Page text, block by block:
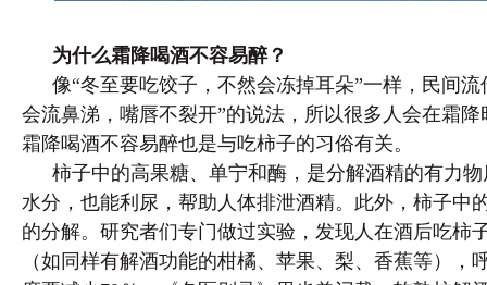
为什么霜降喝酒不容易醉？
像“冬至要吃饺子，不然会冻掉耳朵”一样，民间
会流鼻涕，嘴唇不裂开”的说法，所以很多人会在霜
霜降喝酒不容易醉也是与吃柿子的习俗有关。
柿子中的高果糖、单宁和酶，是分解酒精的有力
水分，也能利尿，帮助人体排泄酒精。此外，柿子中
的分解。研究者们专门做过实验，发现人在酒后吃柿
（如同样有解酒功能的柑橘、苹果、梨、香蕉等），